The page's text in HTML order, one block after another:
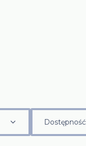
Dostępność